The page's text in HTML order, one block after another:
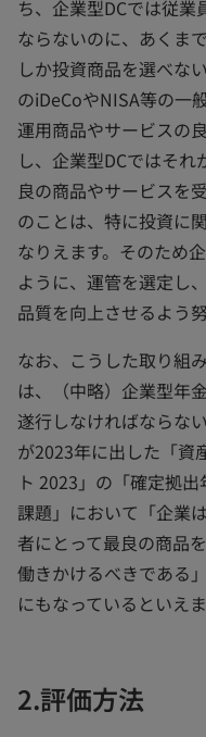
ち、企業型DCでは従
ならないのに、あくま
しか投資商品を選べな
のiDeCoやNISA等の一
運用商品やサービスの
し、企業型DCではそ
良の商品やサービスを
のことは、特に投資に
なりえます。そのため
ように、運管を選定し
品質を向上させるよう
なお、こうした取り組
は、（中略）企業型年
遂行しなければならな
が2023年に出した「資
ト 2023」の「確定拠
課題」において「企業
者にとって最良の商品
働きかけるべきである
にもなっているといえま
2.評価方法